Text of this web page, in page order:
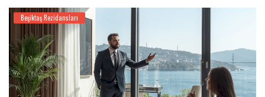
Beşiktaş Rezidansları